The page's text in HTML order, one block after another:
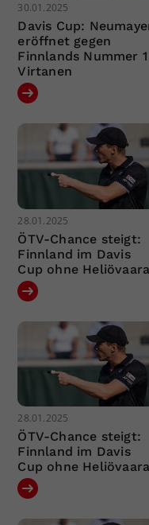
30.01.2025
Davis Cup:
eröffnet gegen
Finnlands Nummer 1
Virtanen
28.01.2025
ÖTV-Chance steigt:
Finnland im Davis
Cup ohne Heliövaara
28.01.2025
ÖTV-Chance steigt:
Finnland im Davis
Cup ohne Heliövaara